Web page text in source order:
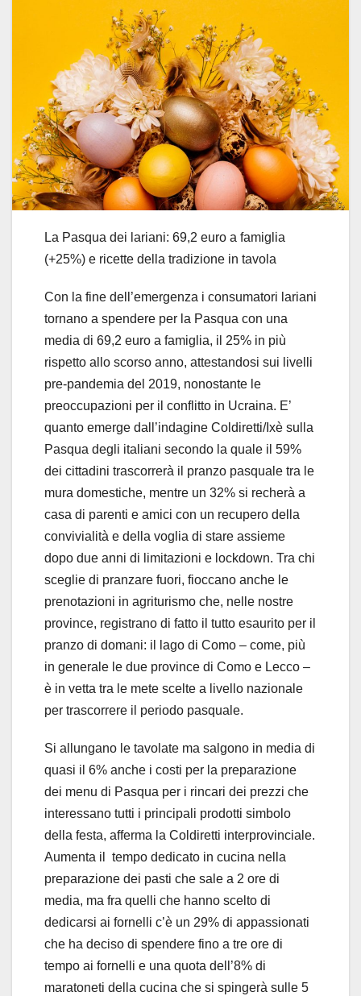
La Pasqua dei lariani: 69,2 euro a famiglia
(+25%) e ricette della tradizione in tavola
Con la fine dell’emergenza i consumatori lariani
tornano a spendere per la Pasqua con una
media di 69,2 euro a famiglia, il 25% in più
rispetto allo scorso anno, attestandosi sui livelli
pre-pandemia del 2019, nonostante le
preoccupazioni per il conflitto in Ucraina. E’
quanto emerge dall’indagine Coldiretti/Ixè sulla
Pasqua degli italiani secondo la quale il 59%
dei cittadini trascorrerà il pranzo pasquale tra le
mura domestiche, mentre un 32% si recherà a
casa di parenti e amici con un recupero della
convivialità e della voglia di stare assieme
dopo due anni di limitazioni e lockdown. Tra chi
sceglie di pranzare fuori, fioccano anche le
prenotazioni in agriturismo che, nelle nostre
province, registrano di fatto il tutto esaurito per il
pranzo di domani: il lago di Como – come, più
in generale le due province di Como e Lecco –
è in vetta tra le mete scelte a livello nazionale
per trascorrere il periodo pasquale.
Si allungano le tavolate ma salgono in media di
quasi il 6% anche i costi per la preparazione
dei menu di Pasqua per i rincari dei prezzi che
interessano tutti i principali prodotti simbolo
della festa, afferma la Coldiretti interprovinciale.
Aumenta il tempo dedicato in cucina nella
preparazione dei pasti che sale a 2 ore di
media, ma fra quelli che hanno scelto di
dedicarsi ai fornelli c’è un 29% di appassionati
che ha deciso di spendere fino a tre ore di
tempo ai fornelli e una quota dell’8% di
maratoneti della cucina che si spingerà sulle 5